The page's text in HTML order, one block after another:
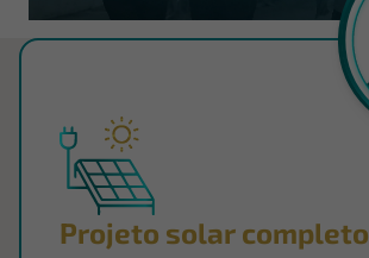
Projeto solar completo